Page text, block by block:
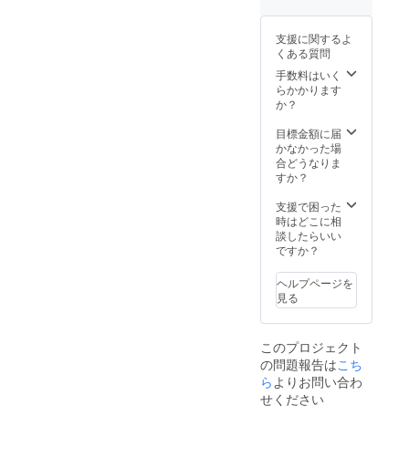
ん。 ①
為。 ②
公序良
俗に反
する行
為。 ③
宗教勧
誘に類
する行
為。閉
ティン
オフラ
インの
場合：
大阪府
近辺の
（交通
費は支
援者様
負担と
いただ
きま
す。ご
了承く
い。）
・日程
調整等
連絡方
記入い
ただい
たメー
ルアド
レスに
だける
ども設
けてい
ただけ
ると幸
いで
要望等
ありま
したら
備考欄
入くだ
さい。)
・打ち
合わせ
時間以
上 ・打
ち合わ
せ時
2024年
8月まで
・打ち
合わせ
方法
支援に関するよ
くある質問
手数料はいく
らかかります
か？
目標金額に届
かなかった場
合どうなりま
すか？
支援で困った
時はどこに相
談したらいい
ですか？
ヘルプページを
見る
このプロジェクト
の問題報告はこち
ら よりお問い合わ
せください